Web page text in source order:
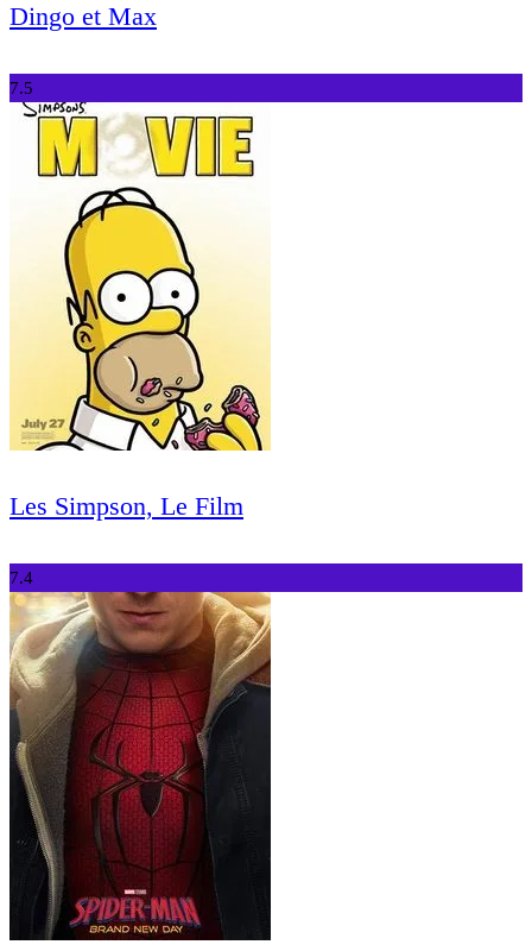
Dingo et Max
7.5
Les Simpson, Le Film
7.4